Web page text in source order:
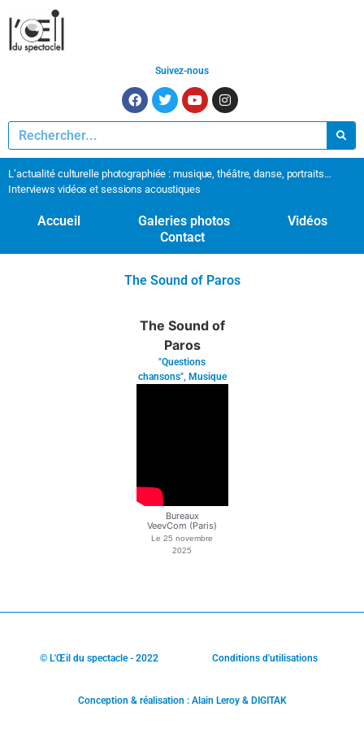
Suivez-nous
L’actualité culturelle photographiée : musique, théâtre, danse, portraits…
Interviews vidéos et sessions acoustiques
Accueil Galeries photos
Vidéos
Contact
The Sound of Paros
The Sound of
Paros
"Questions
chansons", Musique
Bureaux
VeevCom (Paris)
Le 25 novembre
2025
© L'Œil du spectacle - 2022 Conditions d'utilisations
Conception & réalisation : Alain Leroy & DIGITAK